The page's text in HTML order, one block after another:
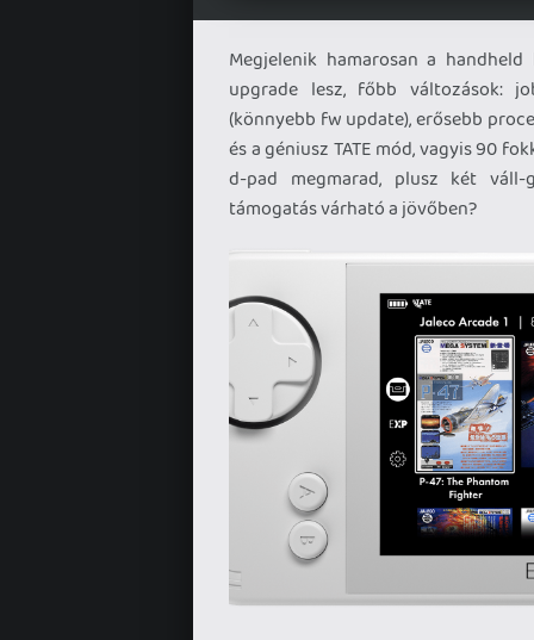
Megjelenik hamarosan a
upgrade lesz, főbb változások:
(könnyebb fw update), erősebb
és a géniusz TATE mód, vagyis 90
d-pad megmarad, plusz két váll-
támogatás várható a jövőben?